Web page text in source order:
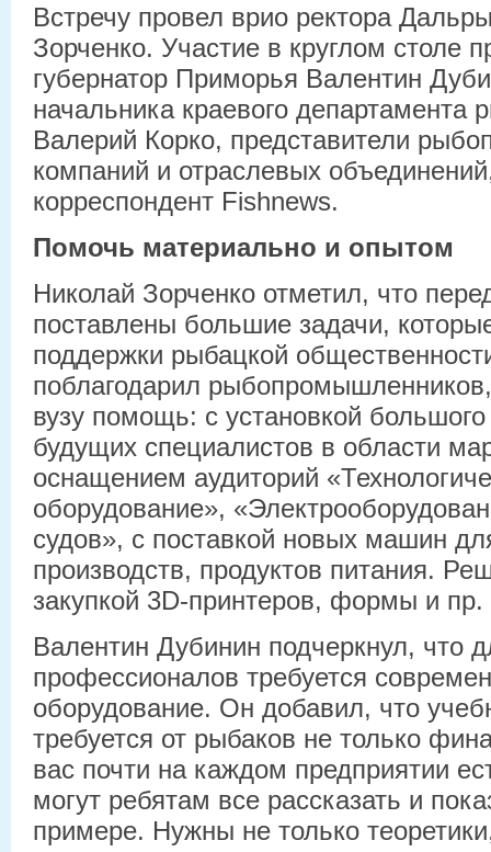
Встречу провел врио ректора
Зорченко. Участие в круглом столе
губернатор Приморья Валентин
начальника краевого департамента
Валерий Корко, представители
компаний и отраслевых
корреспондент Fishnews.
Помочь материально и опытом
Николай Зорченко отметил, что
поставлены большие задачи,
поддержки рыбацкой
поблагодарил
вузу помощь: с установкой
будущих специалистов в области
оснащением аудиторий
оборудование»,
судов», с поставкой новых машин
производств, продуктов питания.
закупкой 3D-принтеров, формы и пр.
Валентин Дубинин подчеркнул, что
профессионалов требуется
оборудование. Он добавил, что
требуется от рыбаков не только
вас почти на каждом предприятии
могут ребятам все рассказать и
примере. Нужны не только